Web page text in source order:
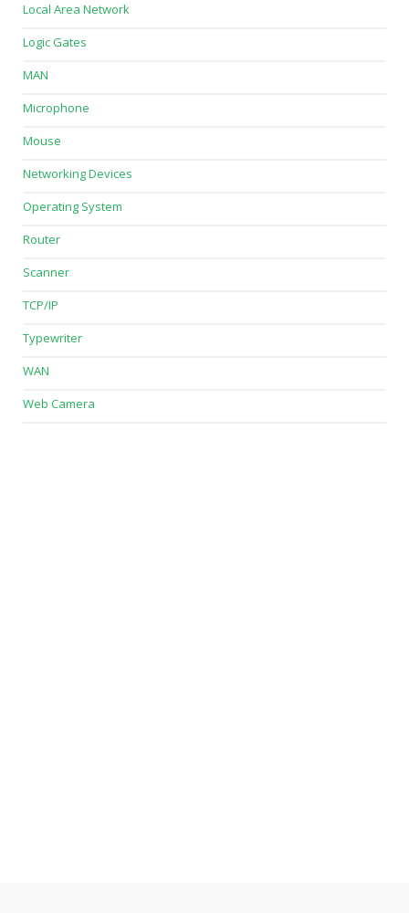
Local Area Network
Logic Gates
MAN
Microphone
Mouse
Networking Devices
Operating System
Router
Scanner
TCP/IP
Typewriter
WAN
Web Camera